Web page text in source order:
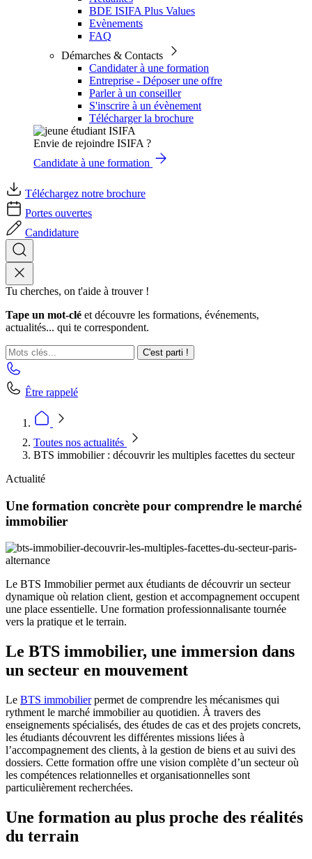
BDE ISIFA Plus Values
Evènements
FAQ
Démarches & Contacts
Candidater à une formation
Entreprise - Déposer une offre
Parler à un conseiller
S'inscrire à un évènement
Télécharger la brochure
Envie de rejoindre ISIFA ?
Candidate à une formation
Téléchargez notre brochure
Portes ouvertes
Candidature
Tu cherches, on t'aide à trouver !
Tape un mot-clé et découvre les formations, événements,
actualités... qui te correspondent.
C'est parti !
Être rappelé
Toutes nos actualités
BTS immobilier : découvrir les multiples facettes du secteur
Actualité
Une formation concrète pour comprendre le marché
immobilier
Le BTS Immobilier permet aux étudiants de découvrir un secteur
dynamique où relation client, gestion et accompagnement occupent
une place essentielle. Une formation professionnalisante tournée
vers la pratique et le terrain.
Le BTS immobilier, une immersion dans
un secteur en mouvement
Le BTS immobilierpermet de comprendre les mécanismes qui
rythment le marché immobilier au quotidien. À travers des
enseignements spécialisés, des études de cas et des projets concrets,
les étudiants découvrent les différentes missions liées à
l’accompagnement des clients, à la gestion de biens et au suivi des
dossiers. Cette formation offre une vision complète d’un secteur où
les compétences relationnelles et organisationnelles sont
particulièrement recherchées.
Une formation au plus proche des réalités
du terrain